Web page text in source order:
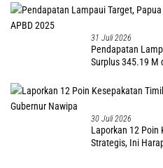
31 Juli 2026
Pendapatan
Surplus 345.19 M
30 Juli 2026
Laporkan 12 Poin
Strategis, Ini